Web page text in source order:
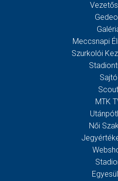
Meccsnapi
Szurkolói
Sajtó
Scout
MTK
Női